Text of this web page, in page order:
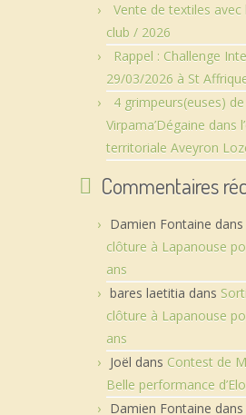
Vente de textiles avec
club / 2026
Rappel : Challenge
29/03/2026 à St
4 grimpeurs(euses) de
Virpama’Dégaine dans
territoriale Aveyron
Commentaires
Damien Fontaine dans
clôture à Lapanouse
ans
bares laetitia dans
clôture à Lapanouse
ans
Joël dans Contest de
Belle performance
Damien Fontaine dans